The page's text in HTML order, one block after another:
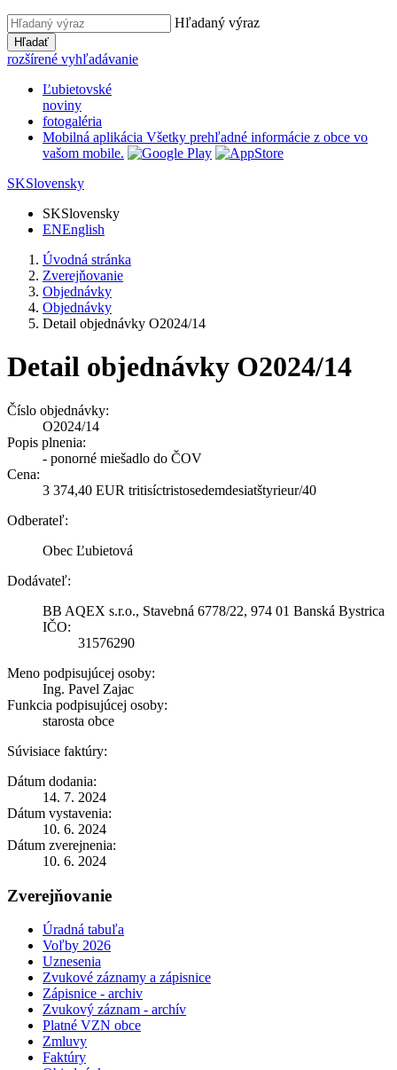
Hľadaný výraz
Hľadať
rozšírené vyhľadávanie
Ľubietovské
noviny
fotogaléria
Mobilná aplikácia Všetky prehľadné informácie z obce vo
vašom mobile.
SKSlovensky
SKSlovensky
ENEnglish
Úvodná stránka
Zverejňovanie
Objednávky
Objednávky
Detail objednávky O2024/14
Detail objednávky O2024/14
Číslo objednávky:
O2024/14
Popis plnenia:
- ponorné miešadlo do ČOV
Cena:
3 374,40 EUR tritisíctristosedemdesiatštyrieur/40
Odberateľ:
Obec Ľubietová
Dodávateľ:
BB AQEX s.r.o., Stavebná 6778/22, 974 01 Banská Bystrica
IČO:
31576290
Meno podpisujúcej osoby:
Ing. Pavel Zajac
Funkcia podpisujúcej osoby:
starosta obce
Súvisiace faktúry:
Dátum dodania:
14. 7. 2024
Dátum vystavenia:
10. 6. 2024
Dátum zverejnenia:
10. 6. 2024
Zverejňovanie
Úradná tabuľa
Voľby 2026
Uznesenia
Zvukové záznamy a zápisnice
Zápisnice - archiv
Zvukový záznam - archív
Platné VZN obce
Zmluvy
Faktúry